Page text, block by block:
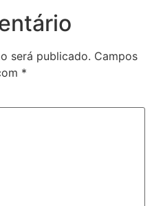
será publicado. Campos
*